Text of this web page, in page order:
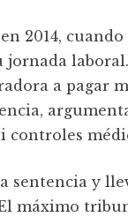
2014,
a pagar
controles
sentencia y
máximo